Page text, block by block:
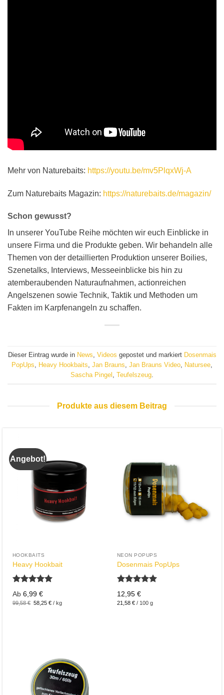
Mehr von Naturebaits: https://youtu.be/mv5PlqxWj-A
Zum Naturebaits Magazin: https://naturebaits.de/magazin/
Schon gewusst?
In unserer YouTube Reihe möchten wir euch Einblicke in
unsere Firma und die Produkte geben. Wir behandeln alle
Themen von der detaillierten Produktion unserer Boilies,
Szenetalks, Interviews, Messeeinblicke bis hin zu
atemberaubenden Naturaufnahmen, actionreichen
Angelszenen sowie Technik, Taktik und Methoden um
Fakten im Karpfenangeln zu schaffen.
Dieser Eintrag wurde in News Videos gepostet und markiert Dosenmais
PopUps
Heavy Hookbaits Jan Brauns Jan Brauns Video Natursee
Sascha Pingel Teufelszeug
Produkte aus diesem Beitrag
Angebot!
HOOKBAITS
Heavy Hookbait
Bewertet
mit5.00
von 5
Ab 6,99 €
99,58€ Ursprünglicher
Preis
58,25€Aktueller
Preis
/ kg
NEON POPUPS
Dosenmais PopUps
Bewertet
mit5.00
von 5
12,95 €
21,58 €/ 100 g